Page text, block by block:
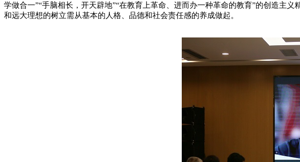
学做合一”“手脑相长，开天辟地”“在教育上革命、进而办一种革命的教育”的创造主
和远大理想的树立需从基本的人格、品德和社会责任感的养成做起。